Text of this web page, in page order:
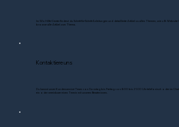
Im Wix Hilfe-Center findest du Schritt-für-Schritt-Anleitungen und detaillierte Artikel zu allen Themen, wie z.B.
browse alle Artikel zum Thema.
Kontaktiere uns
Du kannst unser Kundenservice-Team von Sonntag bis Freitag von 8:00 bis 21:00 Uhr telefonisch oder im Chat
ein oder vereinbare einen Termin mit unseren Berater:innen.